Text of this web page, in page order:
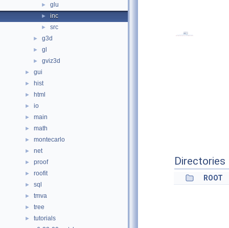
► glu
► inc
► src
► g3d
► gl
► gviz3d
► gui
► hist
► html
► io
► main
► math
► montecarlo
► net
► proof
► roofit
► sql
► tmva
► tree
► tutorials
Directories
ROOT